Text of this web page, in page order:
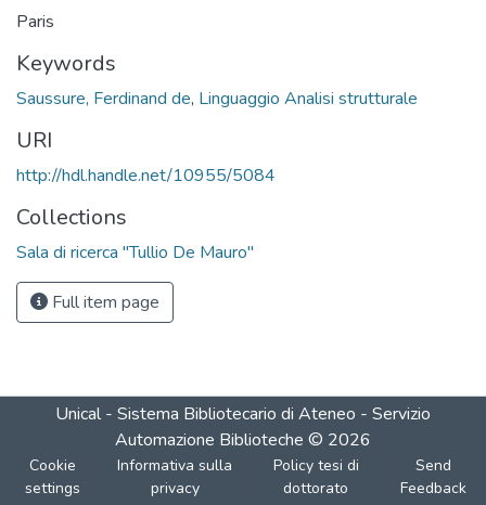
Paris
Keywords
Saussure, Ferdinand de, Linguaggio Analisi strutturale
URI
http://hdl.handle.net/10955/5084
Collections
Sala di ricerca "Tullio De Mauro"
Full item page
Unical - Sistema Bibliotecario di Ateneo - Servizio
Automazione Biblioteche © 2026
Cookie
settings
Informativa sulla
privacy
Policy tesi di
dottorato
Send
Feedback